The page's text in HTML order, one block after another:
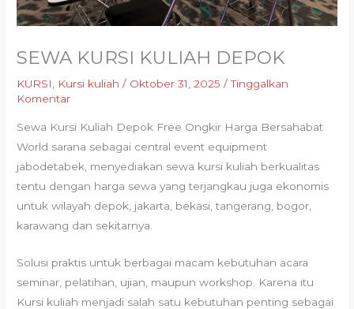
SEWA KURSI KULIAH DEPOK
KURSI, Kursi kuliah / Oktober 31, 2025/Tinggalkan
Komentar
Sewa Kursi Kuliah Depok Free Ongkir Harga Bersahabat
World sarana sebagai central event equipment
jabodetabek, menyediakan sewa kursi kuliah berkualitas
tentu dengan harga sewa yang terjangkau juga ekonomis
untuk wilayah depok, jakarta, bekasi, tangerang, bogor,
karawang dan sekitarnya.
Solusi praktis untuk berbagai macam kebutuhan acara
seminar, pelatihan, ujian, maupun workshop. Karena itu
Kursi kuliah menjadi salah satu kebutuhan penting sebagai